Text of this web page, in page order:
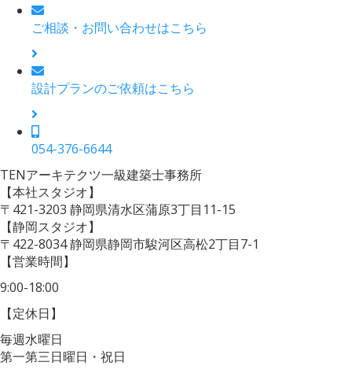
ご相談・お問い合わせはこちら
設計プランのご依頼はこちら
054-376-6644
TENアーキテクツ一級建築士事務所
【本社スタジオ】
〒421-3203 静岡県清水区蒲原3丁目11-15
【静岡スタジオ】
〒422-8034静岡県静岡市駿河区高松2丁目7-1
【営業時間】
9:00-18:00
【定休日】
毎週水曜日
第一第三日曜日・祝日